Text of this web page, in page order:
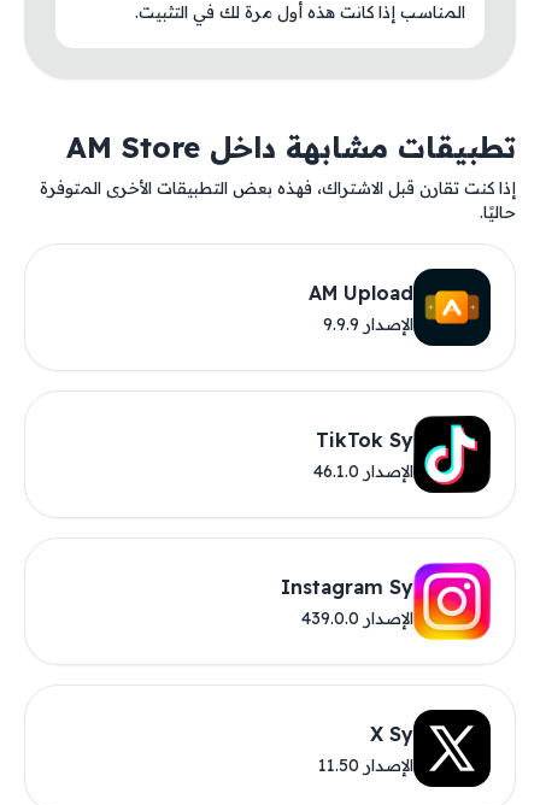
المناسب إذا كانت هذه أول مرة لك في التثبيت.
تطبيقات مشابهة داخل AM Store
إذا كنت تقارن قبل الاشتراك، فهذه بعض التطبيقات الأخرى المتوفرة
حاليًا.
AM Upload
الإصدار 9.9.9
TikTok Sy
الإصدار 46.1.0
Instagram Sy
الإصدار 439.0.0
X Sy
الإصدار 11.50